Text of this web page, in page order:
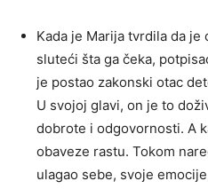
Kada je Marija tvrdila da je
sluteći šta ga čeka,
je postao zakonski otac
U svojoj glavi, on je to
dobrote i odgovornosti. A
obaveze rastu. Tokom
ulagao sebe, svoje